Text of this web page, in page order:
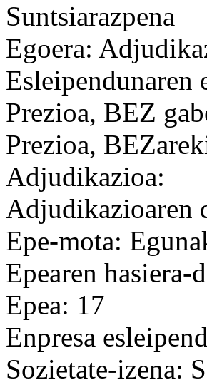
Suntsiarazpena
Egoera:
Esleipendunaren
Prezioa, BEZ
Prezioa,
Adjudikazioa:
Adjudikazioaren
Epe-mota:
Epearen hasiera-
Epea: 17
Enpresa
Sozietate-izena: